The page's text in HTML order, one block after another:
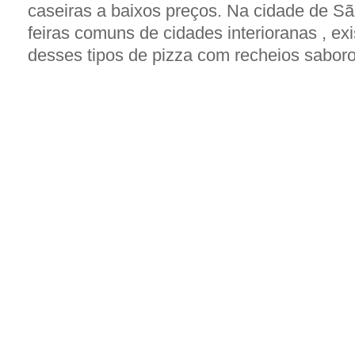
caseiras a baixos preços. Na cidade de
feiras comuns de cidades interioranas ,
desses tipos de pizza com recheios